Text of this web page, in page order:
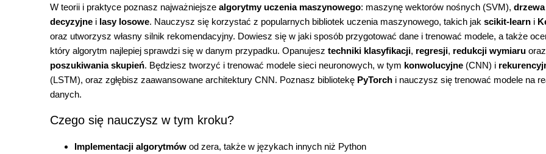
W teorii i praktyce poznasz najważniejsze algorytmy uczenia maszynowego: maszynę wektorów nośnych (SVM), drzewa
decyzyjne i lasy losowe. Nauczysz się korzystać z popularnych bibliotek uczenia maszynowego, takich jak scikit-learn i
oraz utworzysz własny silnik rekomendacyjny. Dowiesz się w jaki sposób przygotować dane i trenować modele, a także
który algorytm najlepiej sprawdzi się w danym przypadku. Opanujesz techniki klasyfikacji, regresji, redukcji wymiaru oraz
poszukiwania skupień. Będziesz tworzyć i trenować modele sieci neuronowych, w tym konwolucyjne (CNN) i
(LSTM), oraz zgłębisz zaawansowane architektury CNN. Poznasz bibliotekę PyTorch i nauczysz się trenować modele na
danych.
Czego się nauczysz w tym kroku?
Implementacji algorytmów od zera, także w językach innych niż Python